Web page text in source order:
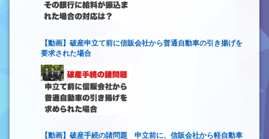
【動画】破産申立て前に信販会社から普通自動車の引き揚げを
要求された場合
【動画】破産手続の諸問題 申立前に、信販会社から軽自動車